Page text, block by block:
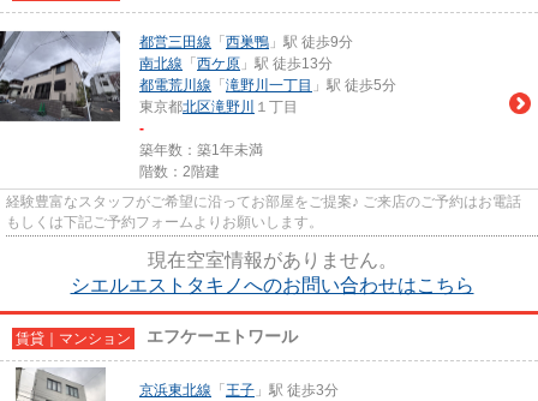
都営三田線 「 西巣鴨 」駅 徒歩9分
南北線 「 西ケ原 」駅 徒歩13分
都電荒川線 「 滝野川一丁目 」駅 徒歩5分
東京都北区滝野川 １丁目
-
築年数：築1年未満
階数：2階建
経験豊富なスタッフがご希望に沿ってお部屋をご提案♪ ご来店のご予約はお電話
もしくは下記ご予約フォームよりお願いします。
現在空室情報がありません。
シエルエストタキノへのお問い合わせはこちら
賃貸｜マンション エフケーエトワール
京浜東北線 「 王子 」駅 徒歩3分